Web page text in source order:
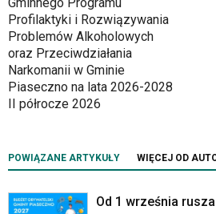
Profilaktyki i Rozwiązywania
Problemów Alkoholowych
oraz Przeciwdziałania
Narkomanii w Gminie
Piaseczno na lata 2026-2028
II półrocze 2026
POWIĄZANE ARTYKUŁY WIĘCEJ OD
Od 1 września